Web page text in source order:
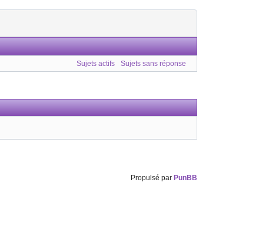
Sujets actifs Sujets sans réponse
Propulsé par PunBB